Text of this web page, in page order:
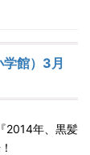
館）3月
2014年、黒髪